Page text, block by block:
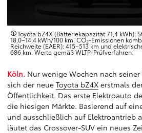
Toyota bZ4X (Batteriekapazität 71,4 kWh):
18,0–14,4 kWh/100 km, CO2-Emissionen
Reichweite (EAER): 415–513 km und
686 km. Werte gemäß WLTP-Prüfverfahren.
Köln. Nur wenige Wochen nach
sich der neue Toyota bZ4X erstmals
Öffentlichkeit. Das erste Elektroauto
die hiesigen Märkte. Basierend auf
und ausschließlich auf Elektroantrieb
läutet das Crossover-SUV ein neues